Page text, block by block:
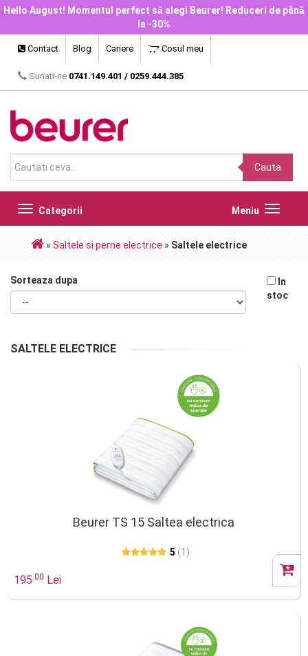
Hello August! Momentul perfect să alegi Beurer! Reduceri de până
la -30%
Contact Blog Cariere Cosul meu
Sunati-ne 0741.149.401 / 0259.444.385
Cauta
Categorii
Toggle
navigation
Meniu
Toggle
» Saltele si perne electrice » Saltele electrice
Sorteaza dupa
In
stoc
SALTELE ELECTRICE
Beurer TS 15 Saltea electrica
5 (1)
195.00 Lei